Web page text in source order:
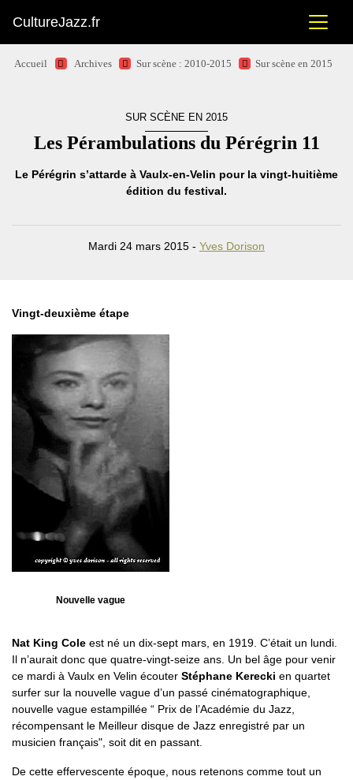
CultureJazz.fr
Accueil Archives Sur scène : 2010-2015 Sur scène en 2015
SUR SCÈNE EN 2015
Les Pérambulations du Pérégrin 11
Le Pérégrin s’attarde à Vaulx-en-Velin pour la vingt-huitième
édition du festival.
Mardi 24 mars 2015 - Yves Dorison
Vingt-deuxième étape
Nouvelle vague
Nat King Cole est né un dix-sept mars, en 1919. C’était un lundi.
Il n’aurait donc que quatre-vingt-seize ans. Un bel âge pour venir
ce mardi à Vaulx en Velin écouter Stéphane Kerecki en quartet
surfer sur la nouvelle vague d’un passé cinématographique,
nouvelle vague estampillée “ Prix de l’Académie du Jazz,
récompensant le Meilleur disque de Jazz enregistré par un
musicien français", soit dit en passant.
De cette effervescente époque, nous retenons comme tout un